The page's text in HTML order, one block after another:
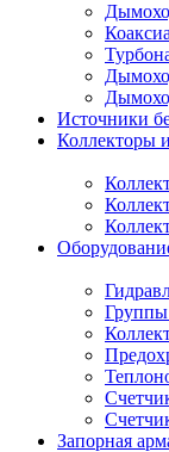
Источники
Коллекторы
Группы
Запорная